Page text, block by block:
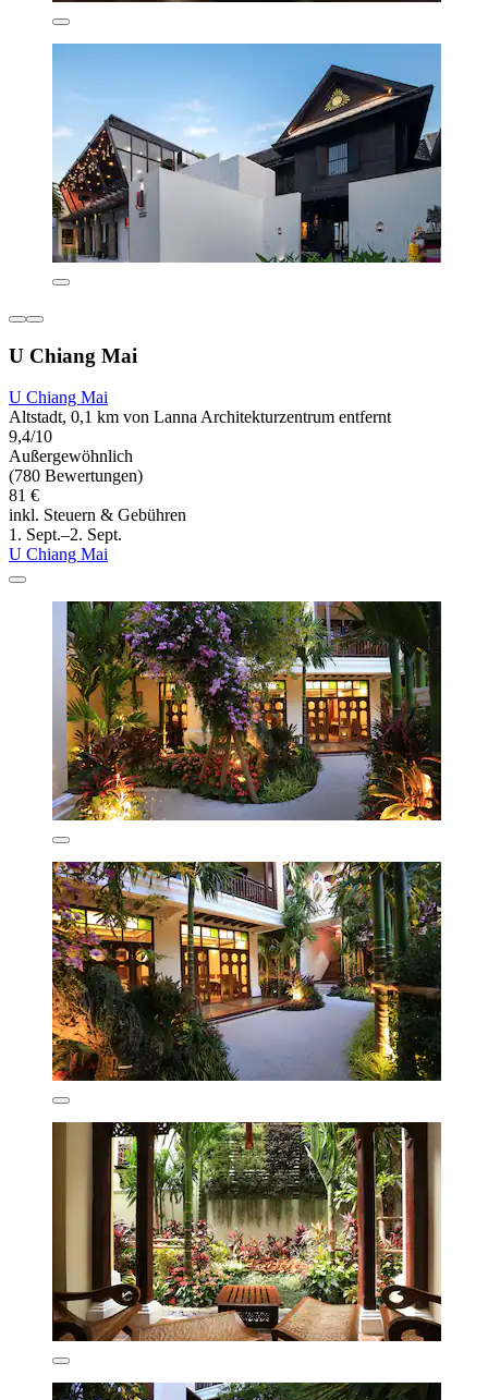
U Chiang Mai
U Chiang Mai
Altstadt, 0,1 km von Lanna Architekturzentrum entfernt
9,4/10
Außergewöhnlich
(780 Bewertungen)
81 €
inkl. Steuern & Gebühren
1. Sept.–2. Sept.
U Chiang Mai